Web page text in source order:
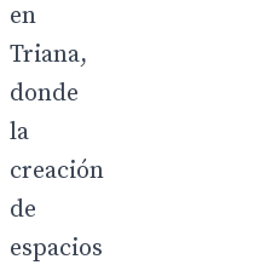
en
Triana,
donde
la
creación
de
espacios